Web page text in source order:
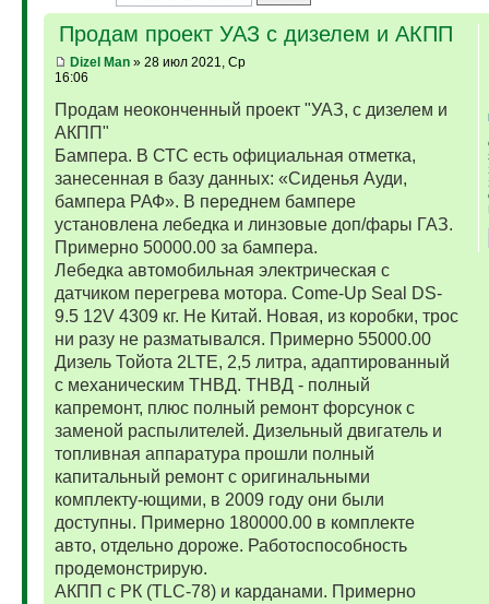
Продам проект УАЗ с дизелем и АКПП
Dizel Man» 28 июл 2021, Ср
16:06
Продам неоконченный проект "УАЗ, с дизелем и
АКПП"
Бампера. В СТС есть официальная отметка,
занесенная в базу данных: «Сиденья Ауди,
бампера РАФ». В переднем бампере
установлена лебедка и линзовые доп/фары ГАЗ.
Примерно 50000.00 за бампера.
Лебедка автомобильная электрическая с
датчиком перегрева мотора. Come-Up Seal DS-
9.5 12V 4309 кг. Не Китай. Новая, из коробки, трос
ни разу не разматывался. Примерно 55000.00
Дизель Тойота 2LTE, 2,5 литра, адаптированный
с механическим ТНВД. ТНВД - полный
капремонт, плюс полный ремонт форсунок с
заменой распылителей. Дизельный двигатель и
топливная аппаратура прошли полный
капитальный ремонт с оригинальными
комплекту-ющими, в 2009 году они были
доступны. Примерно 180000.00 в комплекте
авто, отдельно дороже. Работоспособность
продемонстрирую.
АКПП с РК (TLC-78) и карданами. Примерно